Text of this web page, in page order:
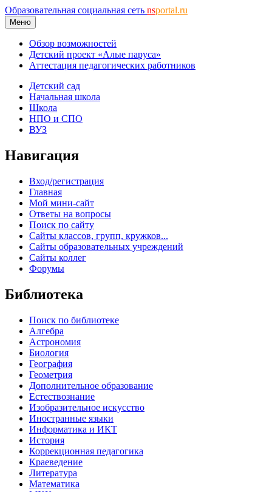
Образовательная социальная сеть nsportal.ru
Меню
Обзор возможностей
Детский проект «Алые паруса»
Аттестация педагогических работников
Детский сад
Начальная школа
Школа
НПО и СПО
ВУЗ
Навигация
Вход/регистрация
Главная
Мой мини-сайт
Ответы на вопросы
Поиск по сайту
Сайты классов, групп, кружков...
Сайты образовательных учреждений
Сайты коллег
Форумы
Библиотека
Поиск по библиотеке
Алгебра
Астрономия
Биология
География
Геометрия
Дополнительное образование
Естествознание
Изобразительное искусство
Иностранные языки
Информатика и ИКТ
История
Коррекционная педагогика
Краеведение
Литература
Математика